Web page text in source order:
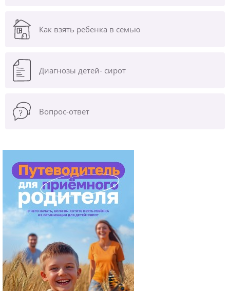
Как взять ребенка в семью
Диагнозы детей- сирот
Вопрос-ответ